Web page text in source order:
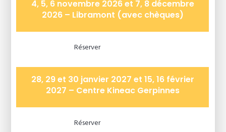
4, 5, 6 novembre 2026 et 7, 8 décembre
2026 – Libramont (avec chèques)
Réserver
28, 29 et 30 janvier 2027 et 15, 16 février
2027 – Centre Kineac Gerpinnes
Réserver